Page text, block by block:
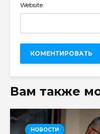
Website
Вам также
НОВОСТИ